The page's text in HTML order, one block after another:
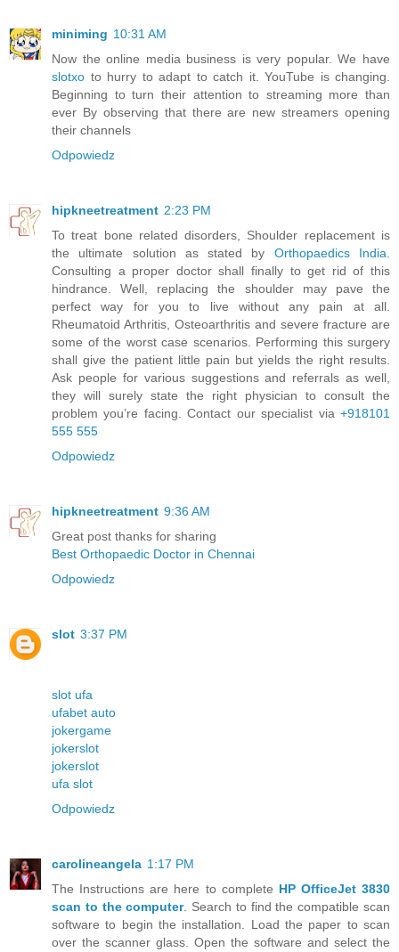
miniming 10:31 AM
Now the online media business is very popular. We have
slotxo to hurry to adapt to catch it. YouTube is changing.
Beginning to turn their attention to streaming more than
ever By observing that there are new streamers opening
their channels
Odpowiedz
hipkneetreatment 2:23 PM
To treat bone related disorders, Shoulder replacement is
the ultimate solution as stated by Orthopaedics India.
Consulting a proper doctor shall finally to get rid of this
hindrance. Well, replacing the shoulder may pave the
perfect way for you to live without any pain at all.
Rheumatoid Arthritis, Osteoarthritis and severe fracture are
some of the worst case scenarios. Performing this surgery
shall give the patient little pain but yields the right results.
Ask people for various suggestions and referrals as well,
they will surely state the right physician to consult the
problem you’re facing. Contact our specialist via +918101
555 555
Odpowiedz
hipkneetreatment 9:36 AM
Great post thanks for sharing
Best Orthopaedic Doctor in Chennai
Odpowiedz
slot 3:37 PM
slot ufa
ufabet auto
jokergame
jokerslot
jokerslot
ufa slot
Odpowiedz
carolineangela 1:17 PM
The Instructions are here to complete HP OfficeJet 3830
scan to the computer. Search to find the compatible scan
software to begin the installation. Load the paper to scan
over the scanner glass. Open the software and select the